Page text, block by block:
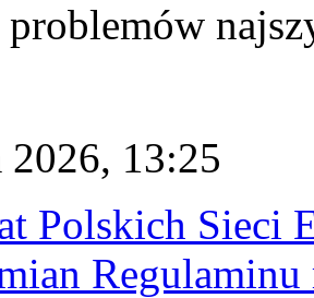
2026, 13:25
Polskich Sieci